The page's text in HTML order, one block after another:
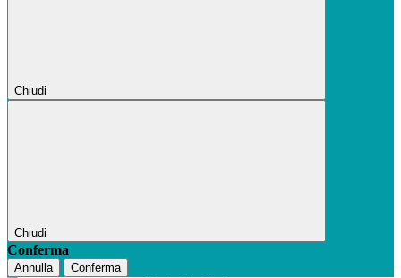
Chiudi
Chiudi
Conferma
Annulla Conferma